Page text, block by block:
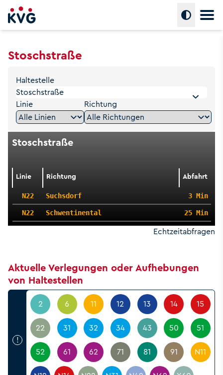
Stoschstraße
Echtzeitabfragen
Haltestelle
Linie Richtung
Stoschstraße
Linie Richtung Abfahrt
N22 Suchsdorf 3 Min
N22 Schwentinental 25 Min
Aktuelle Verlegungen oder Aufhebungen
von Haltestellen
!
2 6 11 12 13 14 15
22 31 32 34 43 50 51
52 61 62 71 81 91 N11